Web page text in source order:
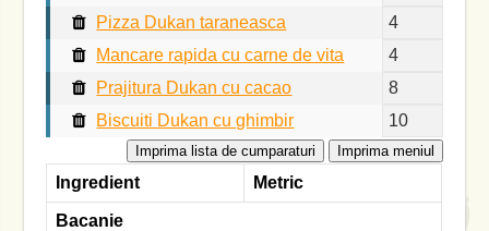
Pizza Dukan taraneasca
Mancare rapida cu carne de vita
Prajitura Dukan cu cacao
Biscuiti Dukan cu ghimbir
Imprima lista de cumparaturi Imprima meniul
Ingredient Metric
Bacanie